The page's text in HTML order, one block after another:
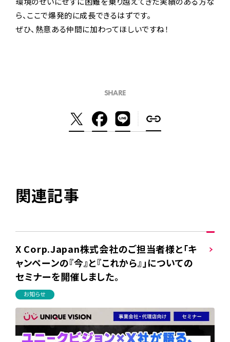
ら、ここで爆発的に成長できるはずです。
ぜひ、熱意ある仲間に加わってほしいですね！
SHARE
関連記事
X Corp.Japan株式会社のご担当者様と「キ
ャンペーンの『今』と『これから』」についての
セミナーを開催しました。
お知らせ